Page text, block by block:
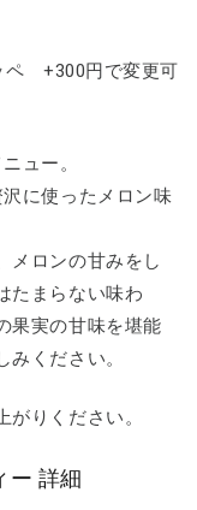
ペ +300円で変更可
ュー。
に使ったメロン味
メロンの甘みをし
たまらない味わ
果実の甘味を堪能
ください。
りください。
ー 詳細